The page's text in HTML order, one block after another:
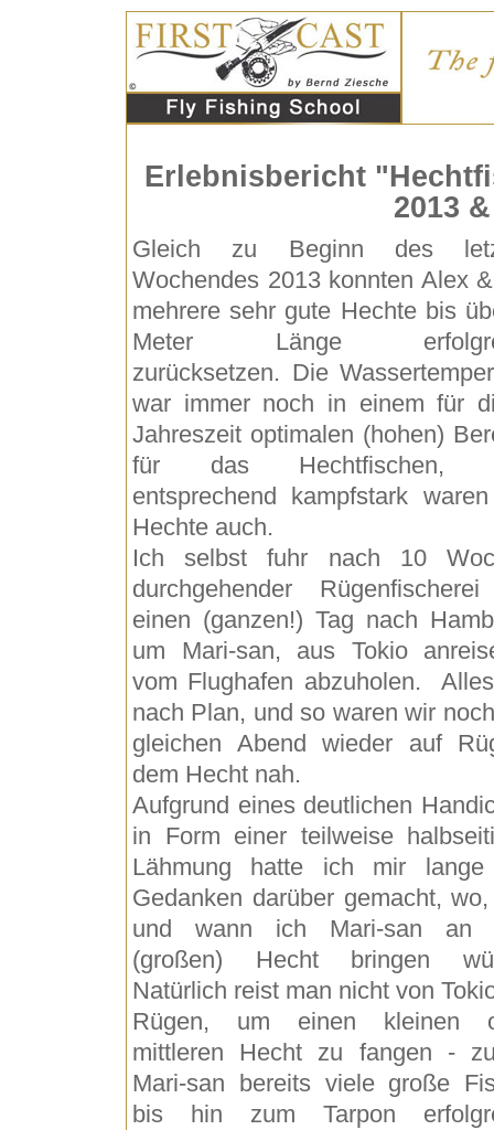
Erlebnisbericht
2013
Gleich zu Beginn des
Wochendes 2013 konnten Alex
mehrere sehr gute Hechte bis
Meter Länge
zurücksetzen. Die
war immer noch in einem für
Jahreszeit optimalen (hohen)
für das Hechtfischen,
entsprechend kampfstark
Hechte auch.
Ich selbst fuhr nach 10
durchgehender
einen (ganzen!) Tag nach
um Mari-san, aus Tokio
vom Flughafen abzuholen.
nach Plan, und so waren wir
gleichen Abend wieder auf
dem Hecht nah.
Aufgrund eines deutlichen
in Form einer teilweise
Lähmung hatte ich mir
Gedanken darüber gemacht,
und wann ich Mari-san an
(großen) Hecht bringen
Natürlich reist man nicht von
Rügen, um einen kleinen
mittleren Hecht zu fangen -
Mari-san bereits viele große
bis hin zum Tarpon